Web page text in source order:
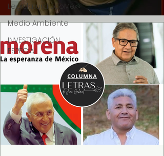
Legislatura EdoMéx
Medio Ambiente
INVESTIGACIÓN
ESPECIAL